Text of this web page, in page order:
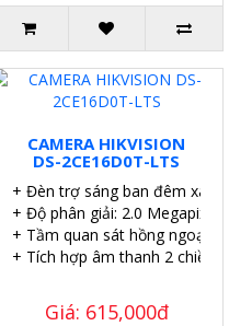
CAMERA HIKVISION
DS-2CE16D0T-LTS
+ Đèn trợ sáng ban đêm xa
+ Độ phân giải: 2.0 Megapixel.
+ Tầm quan sát hồng ngoại:
+ Tích hợp âm thanh 2 chiều.
Giá: 615,000đ